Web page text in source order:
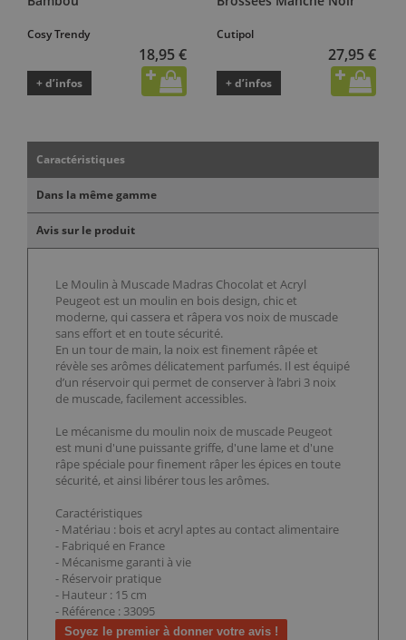
Cosy Trendy
18,95 €
+ d’infos
Cutipol
27,95 €
+ d’infos
Caractéristiques
Dans la même gamme
Avis sur le produit
Le Moulin à Muscade Madras Chocolat et Acryl
Peugeot est un moulin en bois design, chic et
moderne, qui cassera et râpera vos noix de muscade
sans effort et en toute sécurité.
En un tour de main, la noix est finement râpée et
révèle ses arômes délicatement parfumés. Il est équipé
d’un réservoir qui permet de conserver à l’abri 3 noix
de muscade, facilement accessibles.
Le mécanisme du moulin noix de muscade Peugeot
est muni d'une puissante griffe, d'une lame et d'une
râpe spéciale pour finement râper les épices en toute
sécurité, et ainsi libérer tous les arômes.
Caractéristiques
- Matériau : bois et acryl aptes au contact alimentaire
- Fabriqué en France
- Mécanisme garanti à vie
- Réservoir pratique
- Hauteur : 15 cm
- Référence : 33095
Soyez le premier à donner votre avis !